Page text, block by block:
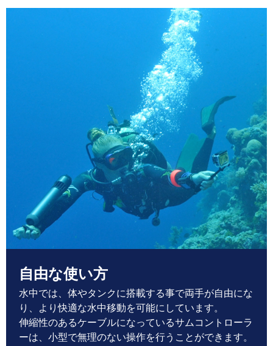
自由な使い方
水中では、体やタンクに搭載する事で両手が自由にな
り、より快適な水中移動を可能にしています。
伸縮性のあるケーブルになっているサムコントローラ
ーは、小型で無理のない操作を行うことができます。